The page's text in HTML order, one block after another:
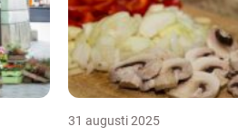
31 augusti 2025